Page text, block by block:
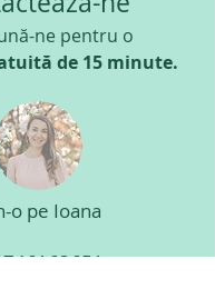
o pe Ioana
ne pentru o
de 15 minute.